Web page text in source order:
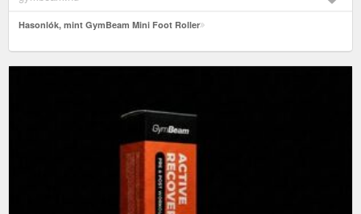
Hasonlók, mint GymBeam Mini Foot Roller